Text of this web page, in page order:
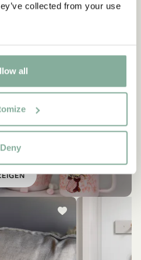
collected from your use
all
Deny